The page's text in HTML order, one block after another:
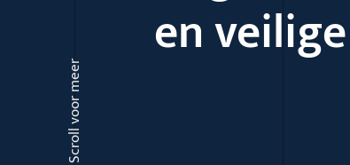
en
Scroll voor meer